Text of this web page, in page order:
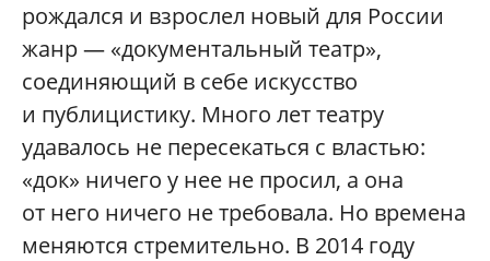
рождался и взрослел новый для России
жанр — «документальный театр»,
соединяющий в себе искусство
и публицистику. Много лет театру
удавалось не пересекаться с властью:
«док» ничего у нее не просил, а она
от него ничего не требовала. Но времена
меняются стремительно. В 2014 году